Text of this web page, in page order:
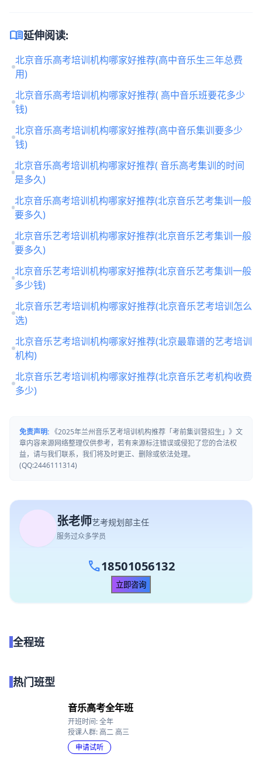
menu_book延伸阅读:
北京音乐高考培训机构哪家好推荐(高中音乐生三年总费
用)
北京音乐高考培训机构哪家好推荐( 高中音乐班要花多少
钱)
北京音乐高考培训机构哪家好推荐(高中音乐集训要多少
钱)
北京音乐高考培训机构哪家好推荐( 音乐高考集训的时间
是多久)
北京音乐高考培训机构哪家好推荐(北京音乐艺考集训一般
要多久)
北京音乐艺考培训机构哪家好推荐(北京音乐艺考集训一般
要多久)
北京音乐艺考培训机构哪家好推荐(北京音乐艺考集训一般
多少钱)
北京音乐艺考培训机构哪家好推荐(北京音乐艺考培训怎么
选)
北京音乐艺考培训机构哪家好推荐(北京最靠谱的艺考培训
机构)
北京音乐艺考培训机构哪家好推荐(北京音乐艺考机构收费
多少)
免责声明:《2025年兰州音乐艺考培训机构推荐「考前集训营招生」》文
章内容来源网络整理仅供参考，若有来源标注错误或侵犯了您的合法权
益，请与我们联系，我们将及时更正、删除或依法处理。
张老师艺考规划部主任
call 18501056132
立即咨询
音乐高考全年班
开班时间: 全年
授课人群: 高二 高三